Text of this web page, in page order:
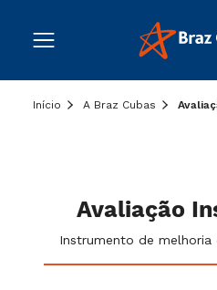
Início A Braz Cubas
Avaliação
Instrumento de melhoria